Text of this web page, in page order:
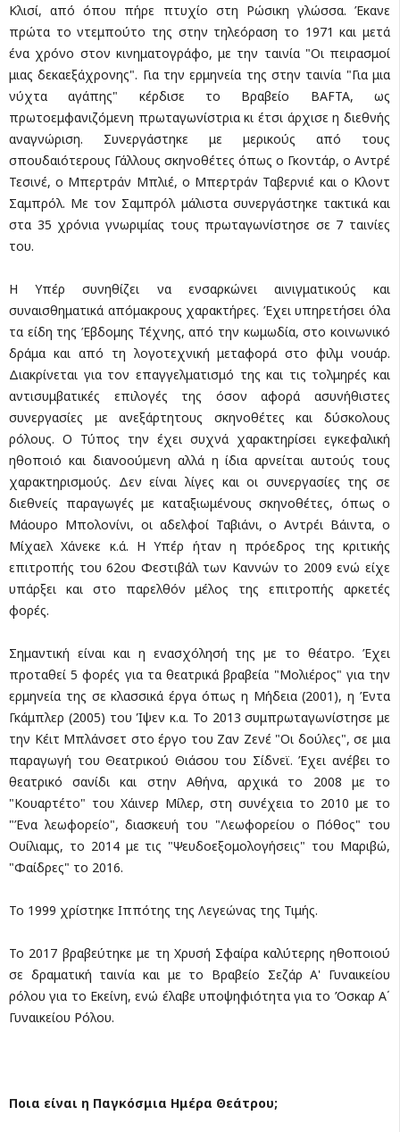
Κλισί, από όπου πήρε πτυχίο στη Ρώσικη γλώσσα. Έκανε
πρώτα το ντεμπούτο της στην τηλεόραση το 1971 και μετά
ένα χρόνο στον κινηματογράφο, με την ταινία "Οι πειρασμοί
μιας δεκαεξάχρονης". Για την ερμηνεία της στην ταινία "Για μια
νύχτα αγάπης" κέρδισε το Βραβείο BAFTA, ως
πρωτοεμφανιζόμενη πρωταγωνίστρια κι έτσι άρχισε η διεθνής
αναγνώριση. Συνεργάστηκε με μερικούς από τους
σπουδαιότερους Γάλλους σκηνοθέτες όπως ο Γκοντάρ, ο Αντρέ
Τεσινέ, ο Μπερτράν Μπλιέ, ο Μπερτράν Ταβερνιέ και ο Κλοντ
Σαμπρόλ. Με τον Σαμπρόλ μάλιστα συνεργάστηκε τακτικά και
στα 35 χρόνια γνωριμίας τους πρωταγωνίστησε σε 7 ταινίες
του.
Η Υπέρ συνηθίζει να ενσαρκώνει αινιγματικούς και
συναισθηματικά απόμακρους χαρακτήρες. Έχει υπηρετήσει όλα
τα είδη της Έβδομης Τέχνης, από την κωμωδία, στο κοινωνικό
δράμα και από τη λογοτεχνική μεταφορά στο φιλμ νουάρ.
Διακρίνεται για τον επαγγελματισμό της και τις τολμηρές και
αντισυμβατικές επιλογές της όσον αφορά ασυνήθιστες
συνεργασίες με ανεξάρτητους σκηνοθέτες και δύσκολους
ρόλους. Ο Τύπος την έχει συχνά χαρακτηρίσει εγκεφαλική
ηθοποιό και διανοούμενη αλλά η ίδια αρνείται αυτούς τους
χαρακτηρισμούς. Δεν είναι λίγες και οι συνεργασίες της σε
διεθνείς παραγωγές με καταξιωμένους σκηνοθέτες, όπως ο
Μάουρο Μπολονίνι, οι αδελφοί Ταβιάνι, ο Αντρέι Βάιντα, ο
Μίχαελ Χάνεκε κ.ά. Η Υπέρ ήταν η πρόεδρος της κριτικής
επιτροπής του 62ου Φεστιβάλ των Καννών το 2009 ενώ είχε
υπάρξει και στο παρελθόν μέλος της επιτροπής αρκετές
φορές.
Σημαντική είναι και η ενασχόλησή της με το θέατρο. Έχει
προταθεί 5 φορές για τα θεατρικά βραβεία "Μολιέρος" για την
ερμηνεία της σε κλασσικά έργα όπως η Μήδεια (2001), η Έντα
Γκάμπλερ (2005) του Ίψεν κ.α. Το 2013 συμπρωταγωνίστησε με
την Κέιτ Μπλάνσετ στο έργο του Ζαν Ζενέ "Οι δούλες", σε μια
παραγωγή του Θεατρικού Θιάσου του Σίδνεϊ. Έχει ανέβει το
θεατρικό σανίδι και στην Αθήνα, αρχικά το 2008 με το
"Κουαρτέτο" του Χάινερ Μίλερ, στη συνέχεια το 2010 με το
"Ένα λεωφορείο", διασκευή του "Λεωφορείου ο Πόθος" του
Ουίλιαμς, το 2014 με τις "Ψευδοεξομολογήσεις" του Μαριβώ,
"Φαίδρες" το 2016.
Το 1999 χρίστηκε Ιππότης της Λεγεώνας της Τιμής.
Το 2017 βραβεύτηκε με τη Χρυσή Σφαίρα καλύτερης ηθοποιού
σε δραματική ταινία και με το Βραβείο Σεζάρ Α' Γυναικείου
ρόλου για το Εκείνη, ενώ έλαβε υποψηφιότητα για το Όσκαρ Α΄
Γυναικείου Ρόλου.
Ποια είναι η Παγκόσμια Ημέρα Θεάτρου;